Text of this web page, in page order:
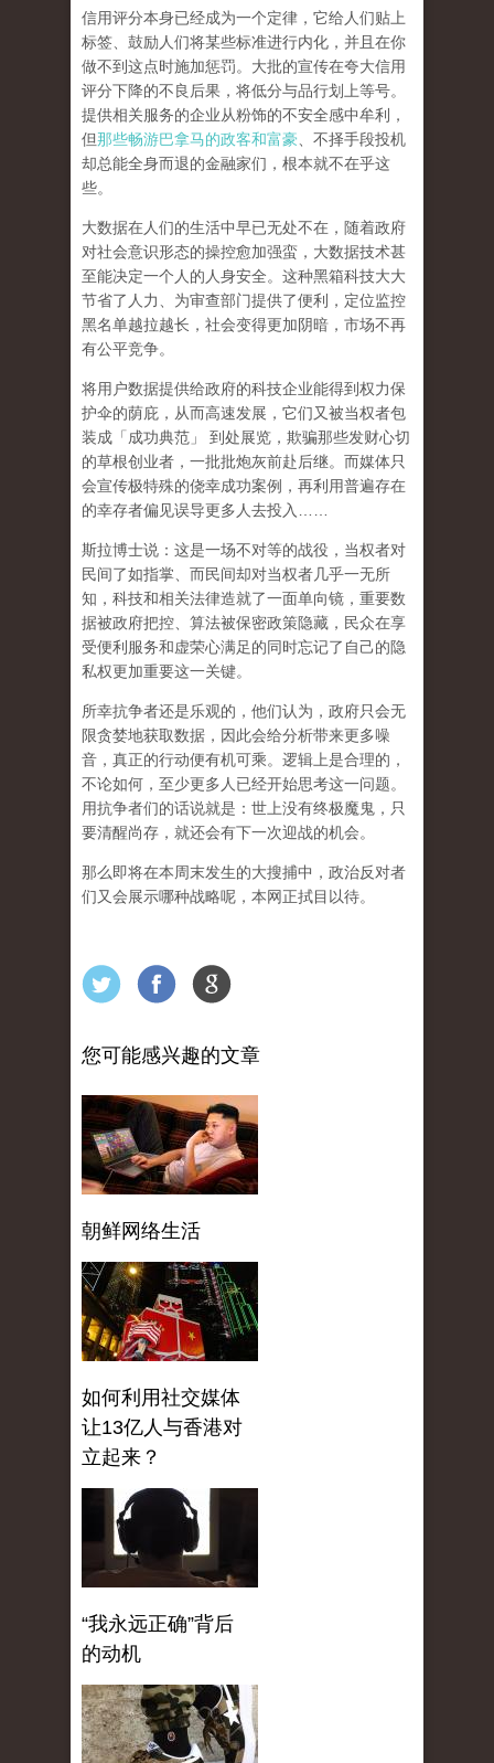
信用评分本身已经成为一个定律，它给人们贴上
标签、鼓励人们将某些标准进行内化，并且在你
做不到这点时施加惩罚。大批的宣传在夸大信用
评分下降的不良后果，将低分与品行划上等号。
提供相关服务的企业从粉饰的不安全感中牟利，
但那些畅游巴拿马的政客和富豪 、不择手段投机
却总能全身而退的金融家们，根本就不在乎这
些。
大数据在人们的生活中早已无处不在，随着政府
对社会意识形态的操控愈加强蛮，大数据技术甚
至能决定一个人的人身安全。这种黑箱科技大大
节省了人力、为审查部门提供了便利，定位监控
黑名单越拉越长，社会变得更加阴暗，市场不再
有公平竞争。
将用户数据提供给政府的科技企业能得到权力保
护伞的荫庇，从而高速发展，它们又被当权者包
装成「成功典范」
到处展览，欺骗那些发财心切
的草根创业者，一批批炮灰前赴后继。而媒体只
会宣传极特殊的侥幸成功案例，再利用普遍存在
的幸存者偏见误导更多人去投入
斯拉博士说：这是一场不对等的战役，当权者对
民间了如指掌、而民间却对当权者几乎一无所
知，科技和相关法律造就了一面单向镜，重要数
据被政府把控、算法被保密政策隐藏，民众在享
受便利服务和虚荣心满足的同时忘记了自己的隐
私权更加重要这一关键。
所幸抗争者还是乐观的，他们认为，政府只会无
限贪婪地获取数据，因此会给分析带来更多噪
音，真正的行动便有机可乘。逻辑上是合理的，
不论如何，至少更多人已经开始思考这一问题。
用抗争者们的话说就是：世上没有终极魔鬼，只
要清醒尚存，就还会有下一次迎战的机会。
那么即将在本周末发生的大搜捕中，政治反对者
们又会展示哪种战略呢，本网正拭目以待。
您可能感兴趣的文章
朝鲜网络生活
如何利用社交媒体
让13亿人与香港对
立起来？
“我永远正确”背后
的动机